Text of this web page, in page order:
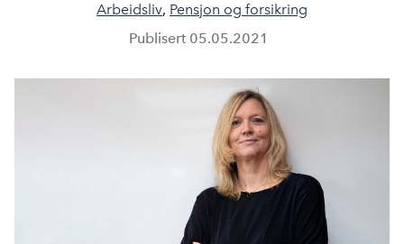
Arbeidsliv, Pensjon og forsikring
Publisert 05.05.2021